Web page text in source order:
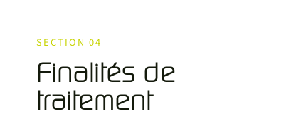
SECTION 04
Finalités de
traitement